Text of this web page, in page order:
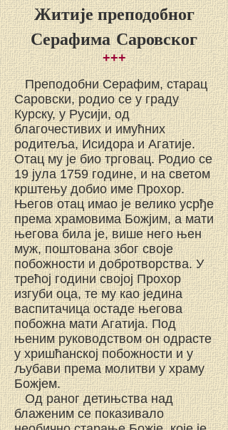
Житије преподобног
Серафима Саровског
+++
Преподобни Серафим, старац
Саровски, родио се у граду
Курску, у Русији, од
благочестивих и имућних
родитеља, Исидора и Агатије.
Отац му је био трговац. Родио се
19 јула 1759 године, и на светом
крштењу добио име Прохор.
Његов отац имао је велико усрђе
према храмовима Божјим, а мати
његова била је, више него њен
муж, поштована због своје
побожности и добротворства. У
трећој години својој Прохор
изгуби оца, те му као једина
васпитачица остаде његова
побожна мати Агатија. Под
њеним руководством он одрасте
у хришћанској побожности и у
љубави према молитви у храму
Божјем.
Од раног детињства над
блаженим се показивало